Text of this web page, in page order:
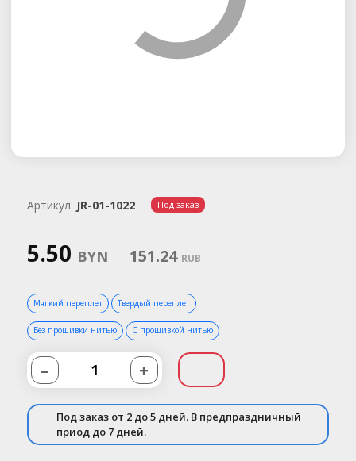
Артикул: JR-01-1022 Под заказ
5.50 BYN 151.24 RUB
Мягкий переплет Твердый переплет
Без прошивки нитью С прошивкой нитью
– +
Под заказ от 2 до 5 дней. В предпраздничный
приод до 7 дней.